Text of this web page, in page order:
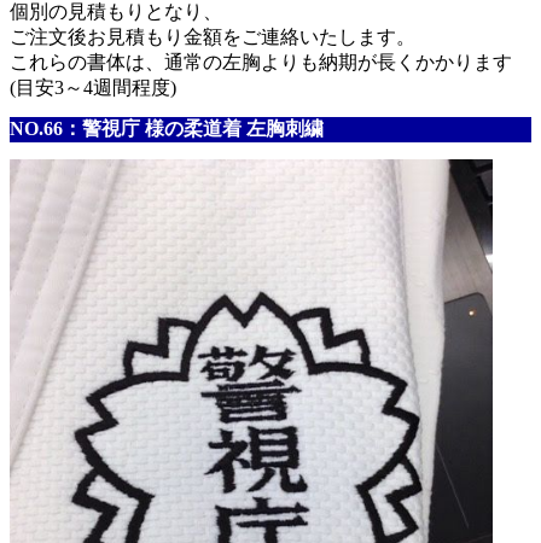
個別の見積もりとなり、
ご注文後お見積もり金額をご連絡いたします。
これらの書体は、通常の左胸よりも納期が長くかかります
(目安3～4週間程度)
NO.66：警視庁 様の柔道着 左胸刺繍